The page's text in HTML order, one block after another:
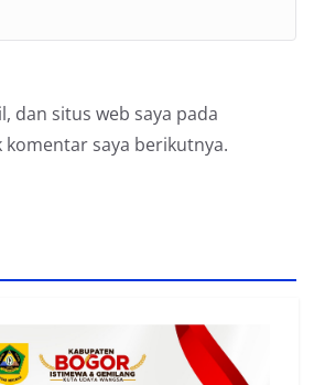
dan situs web saya pada
saya berikutnya.